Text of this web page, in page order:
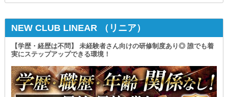
NEW CLUB LINEAR （リニア）
【学歴・経歴は不問】 未経験者さん向けの研修制度あり◎ 誰でも着
実にステップアップできる環境！